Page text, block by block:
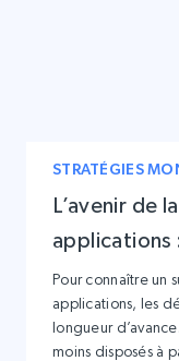
STRATÉGIES
L’avenir de
méthodes
pour un
Pour connaître un
applications, les
longueur
moins disposés à